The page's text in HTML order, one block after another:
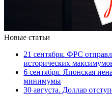
Новые статьи
21 сентября. ФРС
исторических
6 сентября. Японская
минимумы
30 августа. Доллар